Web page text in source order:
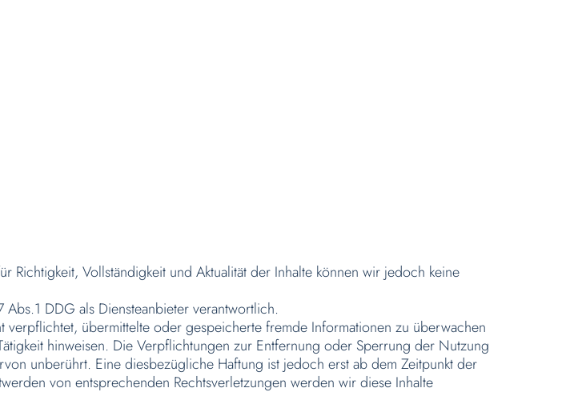
Richtigkeit, Vollständigkeit und Aktualität der Inhalte können wir jedoch keine
DDG als Diensteanbieter verantwortlich.
übermittelte oder gespeicherte fremde Informationen zu überwachen
hinweisen. Die Verpflichtungen zur Entfernung oder Sperrung der Nutzung
unberührt. Eine diesbezügliche Haftung ist jedoch erst ab dem Zeitpunkt der
von entsprechenden Rechtsverletzungen werden wir diese Inhalte